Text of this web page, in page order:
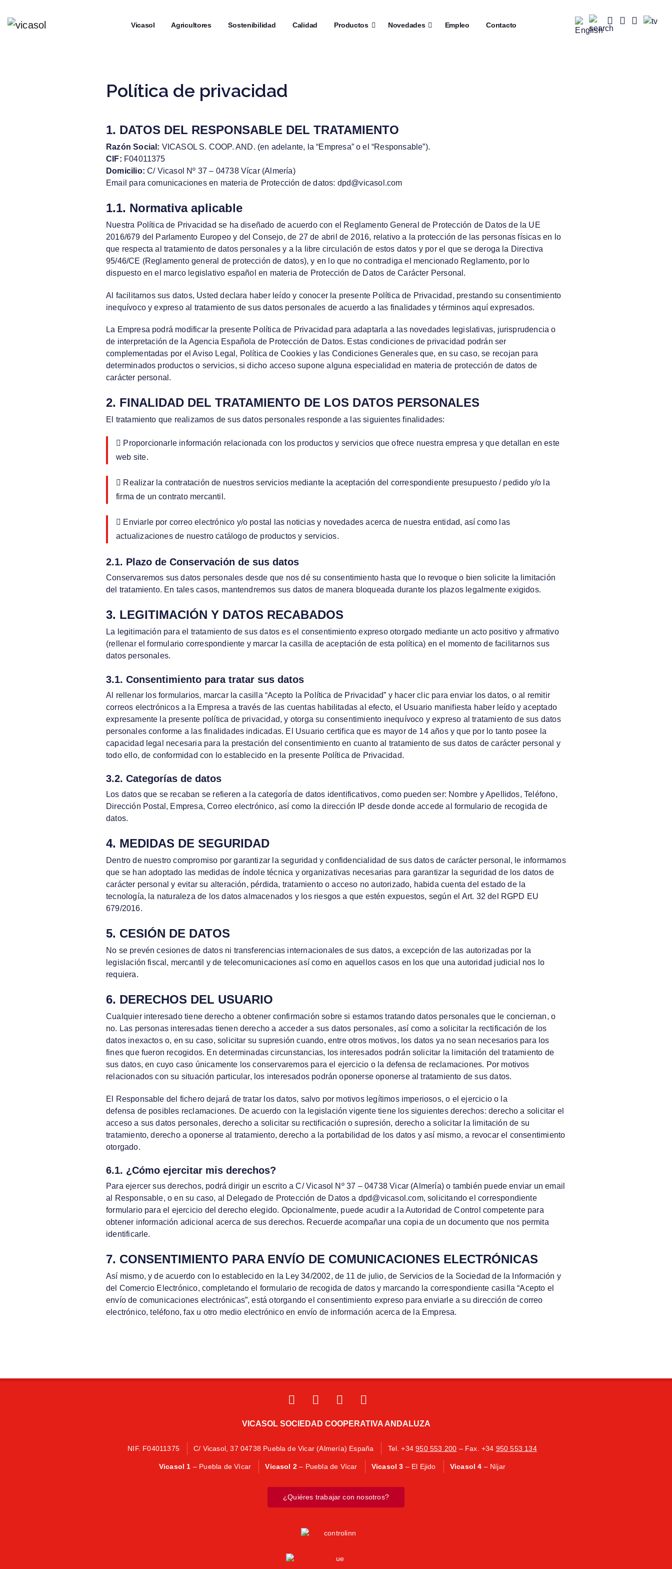
Vicasol Agricultores Sostenibilidad Calidad Productos Novedades Empleo Contacto
Política de privacidad
1. DATOS DEL RESPONSABLE DEL TRATAMIENTO
Razón Social: VICASOL S. COOP. AND. (en adelante, la “Empresa” o el “Responsable”).
CIF: F04011375
Domicilio: C/ Vicasol Nº 37 – 04738 Vícar (Almería)
Email para comunicaciones en materia de Protección de datos: dpd@vicasol.com
1.1. Normativa aplicable
Nuestra Política de Privacidad se ha diseñado de acuerdo con el Reglamento General de Protección de Datos de la UE
2016/679 del Parlamento Europeo y del Consejo, de 27 de abril de 2016, relativo a la protección de las personas físicas en lo
que respecta al tratamiento de datos personales y a la libre circulación de estos datos y por el que se deroga la Directiva
95/46/CE (Reglamento general de protección de datos), y en lo que no contradiga el mencionado Reglamento, por lo
dispuesto en el marco legislativo español en materia de Protección de Datos de Carácter Personal.
Al facilitarnos sus datos, Usted declara haber leído y conocer la presente Política de Privacidad, prestando su consentimiento
inequívoco y expreso al tratamiento de sus datos personales de acuerdo a las finalidades y términos aquí expresados.
La Empresa podrá modificar la presente Política de Privacidad para adaptarla a las novedades legislativas, jurisprudencia o
de interpretación de la Agencia Española de Protección de Datos. Estas condiciones de privacidad podrán ser
complementadas por el Aviso Legal, Política de Cookies y las Condiciones Generales que, en su caso, se recojan para
determinados productos o servicios, si dicho acceso supone alguna especialidad en materia de protección de datos de
carácter personal.
2. FINALIDAD DEL TRATAMIENTO DE LOS DATOS PERSONALES
El tratamiento que realizamos de sus datos personales responde a las siguientes finalidades:
 Proporcionarle información relacionada con los productos y servicios que ofrece nuestra empresa y que detallan en este
web site.
 Realizar la contratación de nuestros servicios mediante la aceptación del correspondiente presupuesto / pedido y/o la
firma de un contrato mercantil.
 Enviarle por correo electrónico y/o postal las noticias y novedades acerca de nuestra entidad, así como las
actualizaciones de nuestro catálogo de productos y servicios.
2.1. Plazo de Conservación de sus datos
Conservaremos sus datos personales desde que nos dé su consentimiento hasta que lo revoque o bien solicite la limitación
del tratamiento. En tales casos, mantendremos sus datos de manera bloqueada durante los plazos legalmente exigidos.
3. LEGITIMACIÓN Y DATOS RECABADOS
La legitimación para el tratamiento de sus datos es el consentimiento expreso otorgado mediante un acto positivo y afrmativo
(rellenar el formulario correspondiente y marcar la casilla de aceptación de esta política) en el momento de facilitarnos sus
datos personales.
3.1. Consentimiento para tratar sus datos
Al rellenar los formularios, marcar la casilla “Acepto la Política de Privacidad” y hacer clic para enviar los datos, o al remitir
correos electrónicos a la Empresa a través de las cuentas habilitadas al efecto, el Usuario manifiesta haber leído y aceptado
expresamente la presente política de privacidad, y otorga su consentimiento inequívoco y expreso al tratamiento de sus datos
personales conforme a las finalidades indicadas. El Usuario certifica que es mayor de 14 años y que por lo tanto posee la
capacidad legal necesaria para la prestación del consentimiento en cuanto al tratamiento de sus datos de carácter personal y
todo ello, de conformidad con lo establecido en la presente Política de Privacidad.
3.2. Categorías de datos
Los datos que se recaban se refieren a la categoría de datos identificativos, como pueden ser: Nombre y Apellidos, Teléfono,
Dirección Postal, Empresa, Correo electrónico, así como la dirección IP desde donde accede al formulario de recogida de
datos.
4. MEDIDAS DE SEGURIDAD
Dentro de nuestro compromiso por garantizar la seguridad y confidencialidad de sus datos de carácter personal, le informamos
que se han adoptado las medidas de índole técnica y organizativas necesarias para garantizar la seguridad de los datos de
carácter personal y evitar su alteración, pérdida, tratamiento o acceso no autorizado, habida cuenta del estado de la
tecnología, la naturaleza de los datos almacenados y los riesgos a que estén expuestos, según el Art. 32 del RGPD EU
679/2016.
5. CESIÓN DE DATOS
No se prevén cesiones de datos ni transferencias internacionales de sus datos, a excepción de las autorizadas por la
legislación fiscal, mercantil y de telecomunicaciones así como en aquellos casos en los que una autoridad judicial nos lo
requiera.
6. DERECHOS DEL USUARIO
Cualquier interesado tiene derecho a obtener confirmación sobre si estamos tratando datos personales que le conciernan, o
no. Las personas interesadas tienen derecho a acceder a sus datos personales, así como a solicitar la rectificación de los
datos inexactos o, en su caso, solicitar su supresión cuando, entre otros motivos, los datos ya no sean necesarios para los
fines que fueron recogidos. En determinadas circunstancias, los interesados podrán solicitar la limitación del tratamiento de
sus datos, en cuyo caso únicamente los conservaremos para el ejercicio o la defensa de reclamaciones. Por motivos
relacionados con su situación particular, los interesados podrán oponerse oponerse al tratamiento de sus datos.
El Responsable del fichero dejará de tratar los datos, salvo por motivos legítimos imperiosos, o el ejercicio o la
defensa de posibles reclamaciones. De acuerdo con la legislación vigente tiene los siguientes derechos: derecho a solicitar el
acceso a sus datos personales, derecho a solicitar su rectificación o supresión, derecho a solicitar la limitación de su
tratamiento, derecho a oponerse al tratamiento, derecho a la portabilidad de los datos y así mismo, a revocar el consentimiento
otorgado.
6.1. ¿Cómo ejercitar mis derechos?
Para ejercer sus derechos, podrá dirigir un escrito a C/ Vicasol Nº 37 – 04738 Vicar (Almería) o también puede enviar un email
al Responsable, o en su caso, al Delegado de Protección de Datos a dpd@vicasol.com, solicitando el correspondiente
formulario para el ejercicio del derecho elegido. Opcionalmente, puede acudir a la Autoridad de Control competente para
obtener información adicional acerca de sus derechos. Recuerde acompañar una copia de un documento que nos permita
identificarle.
7. CONSENTIMIENTO PARA ENVÍO DE COMUNICACIONES ELECTRÓNICAS
Así mismo, y de acuerdo con lo establecido en la Ley 34/2002, de 11 de julio, de Servicios de la Sociedad de la Información y
del Comercio Electrónico, completando el formulario de recogida de datos y marcando la correspondiente casilla “Acepto el
envío de comunicaciones electrónicas”, está otorgando el consentimiento expreso para enviarle a su dirección de correo
electrónico, teléfono, fax u otro medio electrónico en envío de información acerca de la Empresa.
VICASOL SOCIEDAD COOPERATIVA ANDALUZA
NIF. F04011375 C/ Vicasol, 37 04738 Puebla de Vicar (Almería) España Tel. +34950 553 200 – Fax. +34 950 553 134
Vicasol 1 – Puebla de Vícar Vicasol 2 – Puebla de Vícar Vicasol 3 – El Ejido Vicasol 4 – Níjar
¿Quiéres trabajar con nosotros?